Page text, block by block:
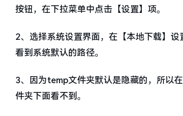
按钮，在下拉菜单中点击【设置】项。
2、选择系统设置界面，在【本地下载】设
看到系统默认的路径。
3、因为temp文件夹默认是隐藏的，所以
件夹下面看不到。